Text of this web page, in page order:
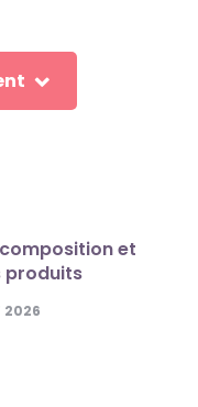
et
produits
2026